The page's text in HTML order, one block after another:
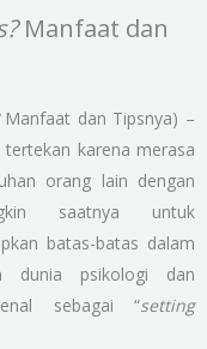
Manfaat dan
dan Tipsnya) –
karena merasa
orang lain dengan
saatnya untuk
batas-batas dalam
dunia psikologi dan
sebagai “setting